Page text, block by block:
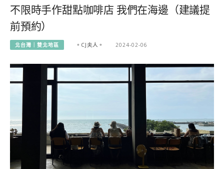
不限時手作甜點咖啡店 我們在海邊（建議提
前預約）
北台灣｜雙北地區 。CJ夫人。 2024-02-06